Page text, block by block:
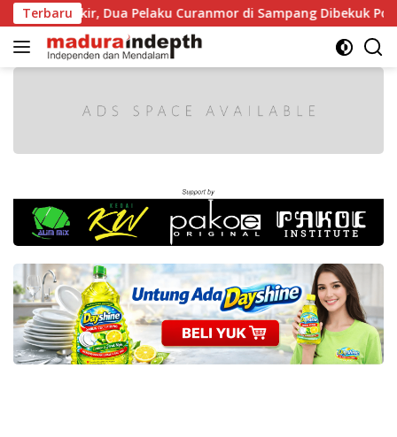
Langsung
ke
konten
Terbaru
Diparkir, Dua Pelaku Curanmor di Sampang Dibekuk Polisi